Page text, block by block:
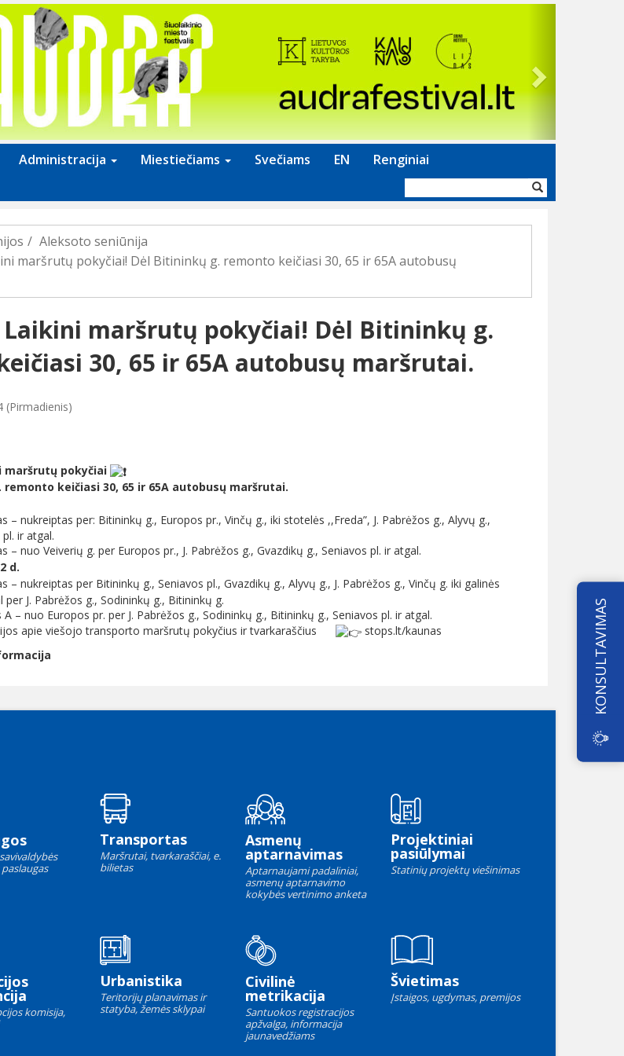
Administracija Miestiečiams Svečiams EN Renginiai
forma
Aleksoto seniūnija
maršrutų pokyčiai! Dėl Bitininkų g. remonto keičiasi 30, 65 ir 65A autobusų
Laikini maršrutų pokyčiai! Dėl Bitininkų g.
30, 65 ir 65A autobusų maršrutai.
(Pirmadienis)
maršrutų pokyčiai
keičiasi 30, 65 ir 65A autobusų maršrutai.
– nukreiptas per: Bitininkų g., Europos pr., Vinčų g., iki stotelės ,,Freda”, J. Pabrėžos g., Alyvų g.,
ir atgal.
– nuo Veiverių g. per Europos pr., J. Pabrėžos g., Gvazdikų g., Seniavos pl. ir atgal.
d.
– nukreiptas per Bitininkų g., Seniavos pl., Gvazdikų g., Alyvų g., J. Pabrėžos g., Vinčų g. iki galinės
per J. Pabrėžos g., Sodininkų g., Bitininkų g.
– nuo Europos pr. per J. Pabrėžos g., Sodininkų g., Bitininkų g., Seniavos pl. ir atgal.
apie viešojo transporto maršrutų pokyčius ir tvarkaraščius
stops.lt/kaunas
Transportas
Maršrutai, tvarkaraščiai, e.
bilietas
Asmenų
aptarnavimas
Aptarnaujami padaliniai,
asmenų aptarnavimo
kokybės vertinimo anketa
Projektiniai
pasiūlymai
Statinių projektų viešinimas
komisija,
Urbanistika
Teritorijų planavimas ir
statyba, žemės sklypai
Civilinė
metrikacija
Santuokos registracijos
apžvalga, informacija
jaunavedžiams
Švietimas
Įstaigos, ugdymas, premijos
KONSULTAVIMAS